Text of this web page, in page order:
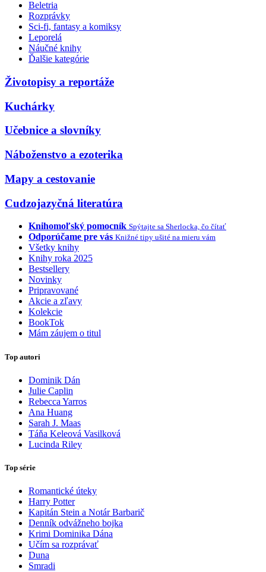
Beletria
Rozprávky
Sci-fi, fantasy a komiksy
Leporelá
Náučné knihy
Ďalšie kategórie
Životopisy a reportáže
Kuchárky
Učebnice a slovníky
Náboženstvo a ezoterika
Mapy a cestovanie
Cudzojazyčná literatúra
Knihomoľský pomocník Spýtajte sa Sherlocka, čo čítať
Odporúčame pre vás Knižné tipy ušité na mieru vám
Všetky knihy
Knihy roka 2025
Bestsellery
Novinky
Pripravované
Akcie a zľavy
Kolekcie
BookTok
Mám záujem o titul
Top autori
Dominik Dán
Julie Caplin
Rebecca Yarros
Ana Huang
Sarah J. Maas
Táňa Keleová Vasilková
Lucinda Riley
Top série
Romantické úteky
Harry Potter
Kapitán Stein a Notár Barbarič
Denník odvážneho bojka
Krimi Dominika Dána
Učím sa rozprávať
Duna
Smradi